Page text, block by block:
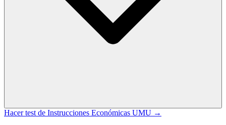
Hacer test de Instrucciones Económicas UMU →